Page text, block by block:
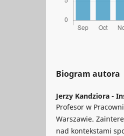
Biogram autora
Jerzy Kandziora -
Profesor w
Warszawie.
nad kontekstami